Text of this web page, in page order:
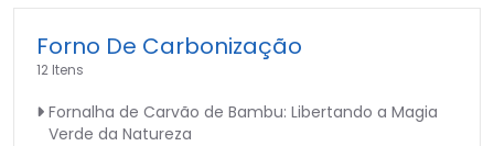
Forno De Carbonização
12 Itens
Fornalha de Carvão de Bambu: Libertando a Magia
Verde da Natureza